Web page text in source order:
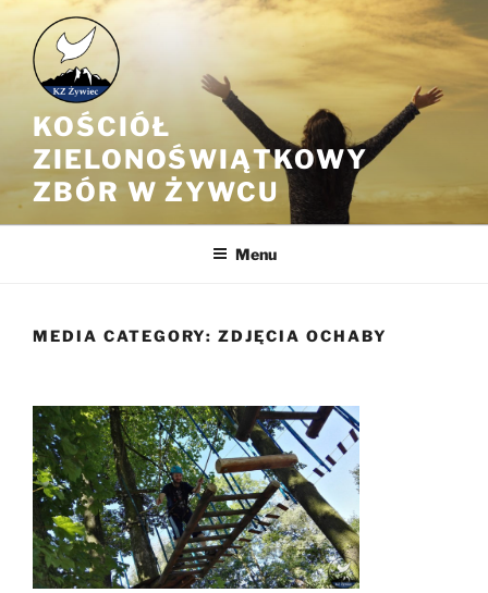
Przejdź
do
treści
KOŚCIÓŁ
ZIELONOŚWIĄTKOWY
ZBÓR W ŻYWCU
Menu
MEDIA CATEGORY:ZDJĘCIA OCHABY